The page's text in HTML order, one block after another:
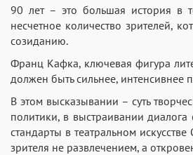
90 лет – это большая история в
несчетное количество зрителей,
созиданию.
Франц Кафка, ключевая фигура
должен быть сильнее, интенсивнее
В этом высказывании – суть
политики, в выстраивании
стандарты в театральном
зрителя не развлечением, а